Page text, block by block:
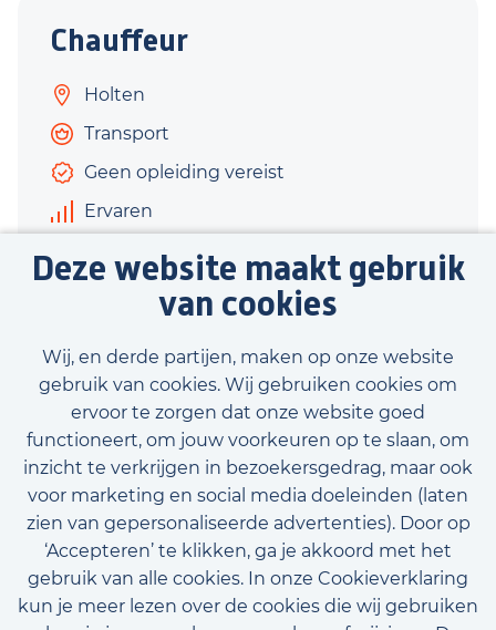
Deze website maakt gebruik
van cookies
Wij, en derde partijen, maken op onze website
gebruik van cookies. Wij gebruiken cookies om
ervoor te zorgen dat onze website goed
functioneert, om jouw voorkeuren op te slaan, om
inzicht te verkrijgen in bezoekersgedrag, maar ook
voor marketing en social media doeleinden (laten
zien van gepersonaliseerde advertenties). Door op
‘Accepteren’ te klikken, ga je akkoord met het
gebruik van alle cookies. In onze Cookieverklaring
kun je meer lezen over de cookies die wij gebruiken
Chauffeur
Holten
Transport
Geen opleiding vereist
Ervaren
€3.000 - €3.520
Bekijk vacature
Bekijk onze beschikbare vacatures